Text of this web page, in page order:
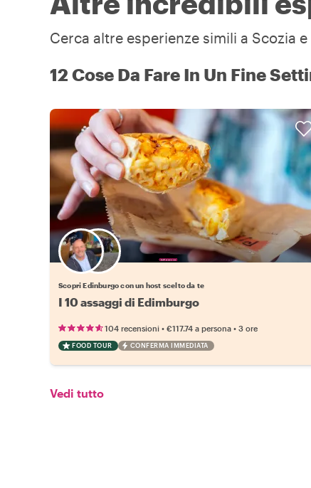
Cerca altre esperienze simili a Scozia
12 Cose Da Fare In Un Fine
Scegli il tuo local preferito
Scopri Edinburgo con un host scelto da te
I 10 assaggi di Edimburgo
104 recensioni • €117.74 a persona • 3 ore
FOOD TOUR CONFERMA IMMEDIATA
Vedi tutto